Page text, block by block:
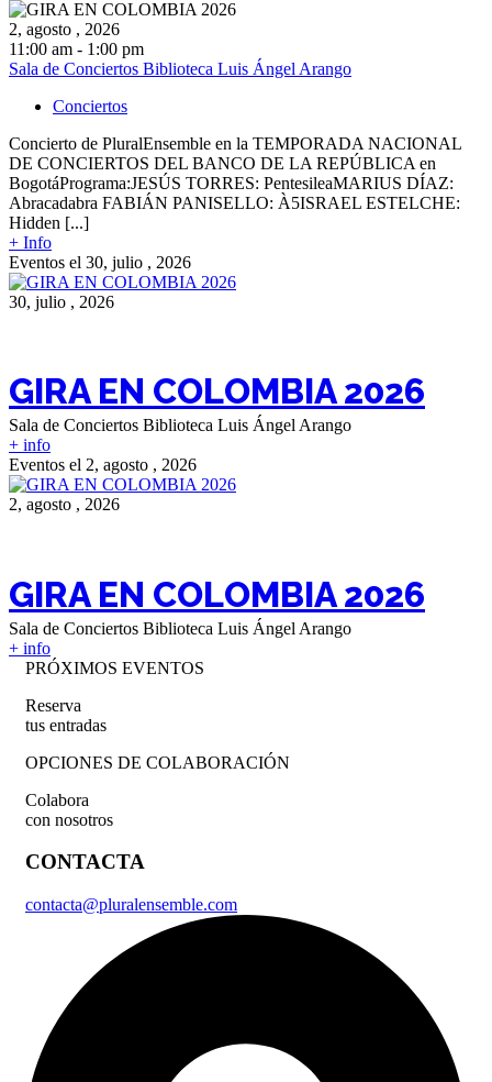
2, agosto , 2026
11:00 am - 1:00 pm
Sala de Conciertos Biblioteca Luis Ángel Arango
Conciertos
Concierto de PluralEnsemble en la TEMPORADA NACIONAL
DE CONCIERTOS DEL BANCO DE LA REPÚBLICA en
BogotáPrograma:JESÚS TORRES: PentesileaMARIUS DÍAZ:
Abracadabra FABIÁN PANISELLO: À5ISRAEL ESTELCHE:
Hidden [...]
+ Info
Eventos el 30, julio , 2026
30, julio , 2026
GIRA EN COLOMBIA 2026
Sala de Conciertos Biblioteca Luis Ángel Arango
+ info
Eventos el 2, agosto , 2026
2, agosto , 2026
GIRA EN COLOMBIA 2026
Sala de Conciertos Biblioteca Luis Ángel Arango
+ info
PRÓXIMOS EVENTOS
Reserva
tus entradas
OPCIONES DE COLABORACIÓN
Colabora
con nosotros
CONTACTA
contacta@pluralensemble.com